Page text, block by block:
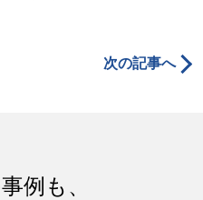
次の記事へ
例も、